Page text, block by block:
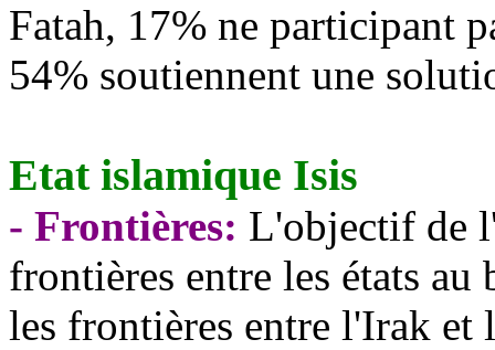
Fatah, 17% ne participant
54% soutiennent une
Etat islamique Isis
- Frontières: L'objectif de
frontières entre les états
les frontières entre l'Irak et